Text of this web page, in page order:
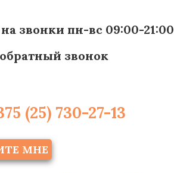
звонки пн-вс 09:00-21:00
звонок
(25) 730-27-13
МНЕ